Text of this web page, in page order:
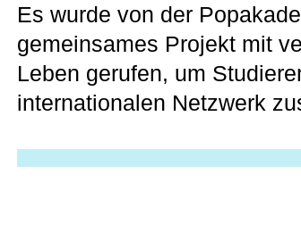
Es wurde von der
gemeinsames Projekt mit
Leben gerufen, um
internationalen Netzwerk